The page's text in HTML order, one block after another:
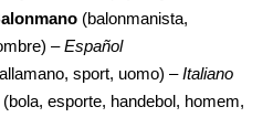
(balonmanista,
–Español
sport, uomo) –Italiano
(bola, esporte, handebol, homem,